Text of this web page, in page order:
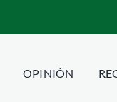
OPINIÓN